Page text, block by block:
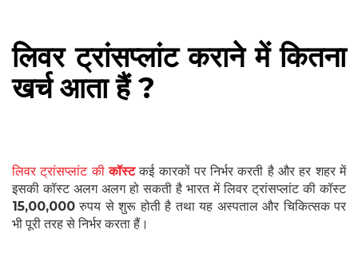
लिवर ट्रांसप्लांट कराने में कितना
खर्च आता हैं ?
लिवर ट्रांसप्लांट कीकॉस्टकई कारकों पर निर्भर करती है और हर शहर में
इसकी कॉस्ट अलग अलग हो सकती है भारत में लिवर ट्रांसप्लांट की कॉस्ट
15,00,000 रुपय से शुरू होती है तथा यह अस्पताल और चिकित्सक पर
भी पूरी तरह से निर्भर करता हैं।